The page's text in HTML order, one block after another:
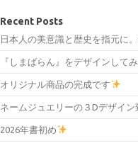
Recent Posts
日本人の美意識と歴史を指元に
『しまばらん』をデザインして
オリジナル商品の完成です
ネームジュエリーの３Dデザイン
2026年書初め